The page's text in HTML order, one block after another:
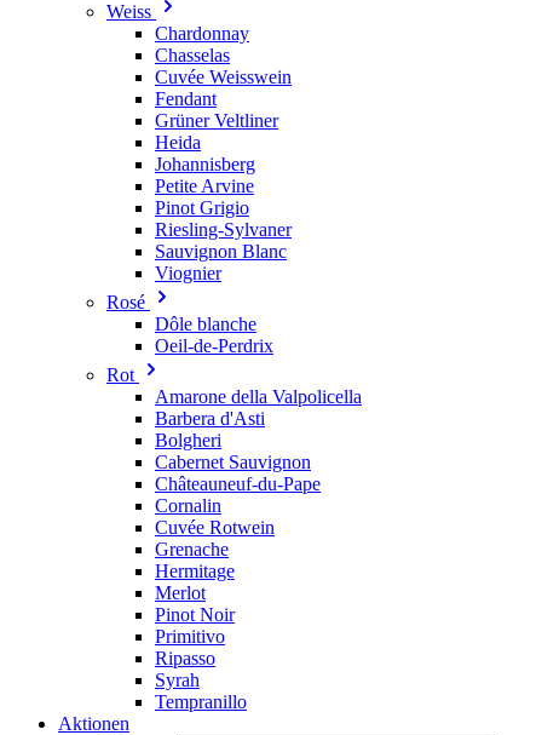
Weiss
Chardonnay
Chasselas
Cuvée Weisswein
Fendant
Grüner Veltliner
Heida
Johannisberg
Petite Arvine
Pinot Grigio
Riesling-Sylvaner
Sauvignon Blanc
Viognier
Rosé
Dôle blanche
Oeil-de-Perdrix
Rot
Amarone della Valpolicella
Barbera d'Asti
Bolgheri
Cabernet Sauvignon
Châteauneuf-du-Pape
Cornalin
Cuvée Rotwein
Grenache
Hermitage
Merlot
Pinot Noir
Primitivo
Ripasso
Syrah
Tempranillo
Aktionen